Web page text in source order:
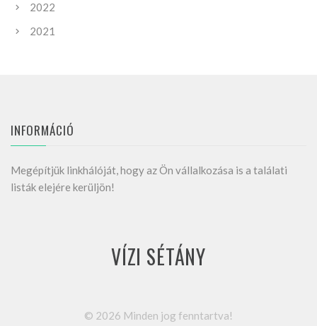
2022
2021
INFORMÁCIÓ
Megépítjük linkhálóját, hogy az Ön vállalkozása is a találati
listák elejére kerüljön!
VÍZI SÉTÁNY
© 2026 Minden jog fenntartva!